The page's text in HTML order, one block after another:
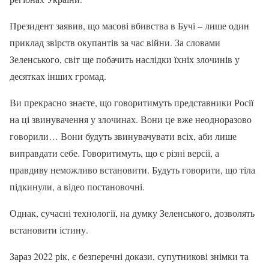
Президент заявив, що масові вбивства в Бучі – лише один
приклад звірств окупантів за час війни. За словами
Зеленського, світ ще побачить наслідки їхніх злочинів у
десятках інших громад.
Ви прекрасно знаєте, що говоритимуть представники Росії
на ці звинувачення у злочинах. Вони це вже неодноразово
говорили… Вони будуть звинувачувати всіх, аби лише
виправдати себе. Говоритимуть, що є різні версії, а
правдиву неможливо встановити. Будуть говорити, що тіла
підкинули, а відео постановочні.
Однак, сучасні технології, на думку Зеленського, дозволять
встановити істину.
Зараз 2022 рік, є безперечні докази, супутникові знімки та